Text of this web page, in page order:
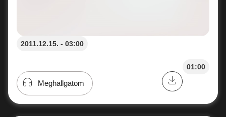
2011.12.15. - 03:00
01:00
Meghallgatom